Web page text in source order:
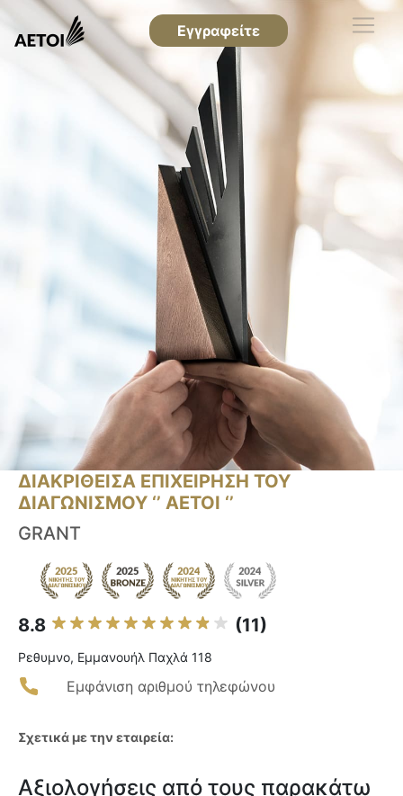
Εγγραφείτε
ΔΙΑΚΡΙΘΕΙΣΑ ΕΠΙΧΕΙΡΗΣΗ ΤΟΥ
ΔΙΑΓΩΝΙΣΜΟΥ ‘’ ΑΕΤΟΙ ‘’
GRANT
8.8 (11)
Ρεθυμνο, Εμμανουήλ Παχλά 118
Εμφάνιση αριθμού τηλεφώνου
Σχετικά με την εταιρεία:
Αξιολογήσεις από τους παρακάτω